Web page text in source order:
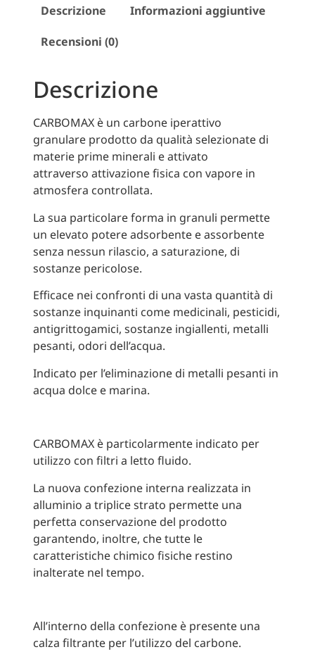
Descrizione
Informazioni aggiuntive
Recensioni (0)
Descrizione
CARBOMAX è un carbone iperattivo
granulare prodotto da qualità selezionate di
materie prime minerali e attivato
attraverso attivazione fisica con vapore in
atmosfera controllata.
La sua particolare forma in granuli permette
un elevato potere adsorbente e assorbente
senza nessun rilascio, a saturazione, di
sostanze pericolose.
Efficace nei confronti di una vasta quantità di
sostanze inquinanti come medicinali, pesticidi,
antigrittogamici, sostanze ingiallenti, metalli
pesanti, odori dell’acqua.
Indicato per l’eliminazione di metalli pesanti in
acqua dolce e marina.
CARBOMAX è particolarmente indicato per
utilizzo con filtri a letto fluido.
La nuova confezione interna realizzata in
alluminio a triplice strato permette una
perfetta conservazione del prodotto
garantendo, inoltre, che tutte le
caratteristiche chimico fisiche restino
inalterate nel tempo.
All’interno della confezione è presente una
calza filtrante per l’utilizzo del carbone.